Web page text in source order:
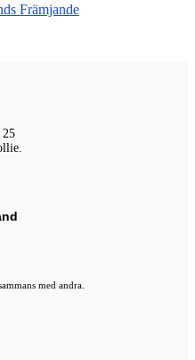
Främjande
25
med andra.